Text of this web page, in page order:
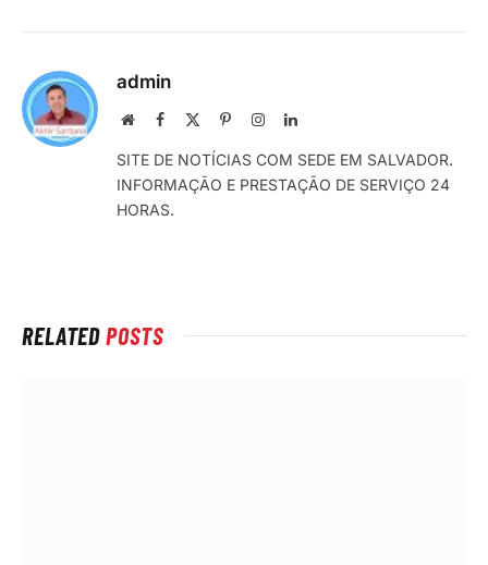
admin
Local
rede
Internet
Facebook PinterestInstagramLinkedIn
SITE DE NOTÍCIAS COM SEDE EM SALVADOR.
INFORMAÇÃO E PRESTAÇÃO DE SERVIÇO 24
HORAS.
RELATEDPOSTS